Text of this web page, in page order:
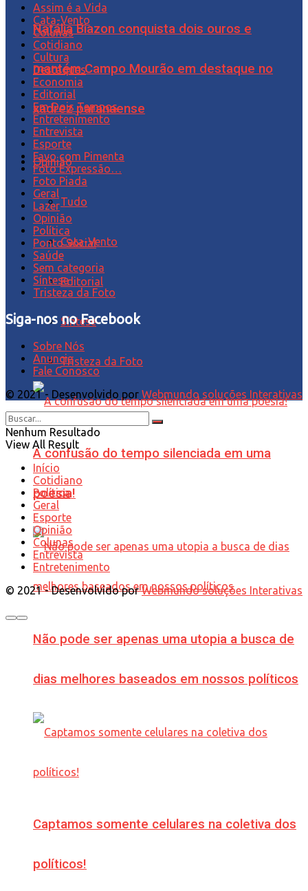
Natália Biazon conquista dois ouros e
mantém Campo Mourão em destaque no
xadrez paranaense
Opinião
Tudo
Cata-Vento
Editorial
Síntese
Tristeza da Foto
A confusão do tempo silenciada em uma
poesia!
Não pode ser apenas uma utopia a busca de
dias melhores baseados em nossos políticos
Captamos somente celulares na coletiva dos
políticos!
Assim é a Vida
Cata-Vento
Colunas
Cotidiano
Cultura
Destaques
Economia
Editorial
Em Dois Tempos
Entretenimento
Entrevista
Esporte
Favo com Pimenta
Foto Expressão…
Foto Piada
Geral
Lazer
Opinião
Política
Ponto Social
Saúde
Sem categoria
Síntese
Tristeza da Foto
Siga-nos no Facebook
Sobre Nós
Anuncie
Fale Conosco
© 2021 - Desenvolvido por Webmundo soluções Interativas
Nenhum Resultado
View All Result
Início
Cotidiano
Política
Geral
Esporte
Opinião
Colunas
Entrevista
Entretenimento
© 2021 - Desenvolvido porWebmundo soluções Interativas